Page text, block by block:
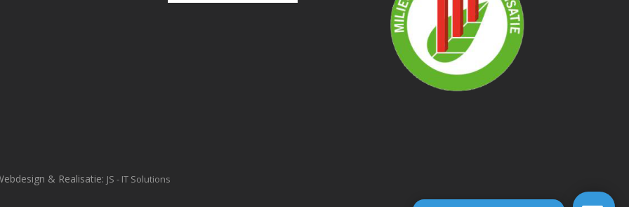
& Realisatie: JS - IT Solutions